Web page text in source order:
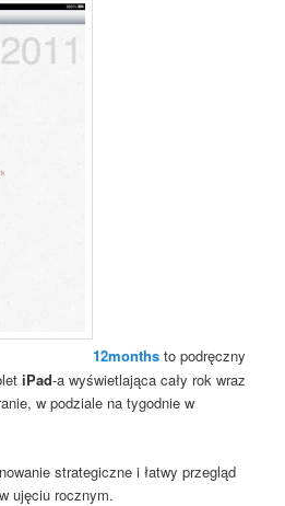
12months to podręczny
iPad-a wyświetlająca cały rok wraz
w podziale na tygodnie w
strategiczne i łatwy przegląd
ujęciu rocznym.